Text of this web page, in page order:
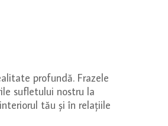
profundă. Frazele
sufletului nostru la
tău și în relațiile